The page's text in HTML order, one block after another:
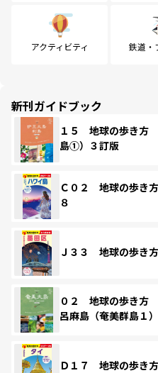
アクティビティ 鉄道・
新刊ガイドブック
１５ 地球の歩き
島①）３訂版
Ｃ０２ 地球の歩き
８
Ｊ３３ 地球の歩き
０２ 地球の歩き
呂麻島（奄美群島１
Ｄ１７ 地球の歩き